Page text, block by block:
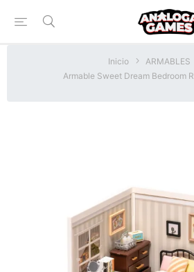
Inicio
ARMABLES
Armable Sweet Dream Bedroom